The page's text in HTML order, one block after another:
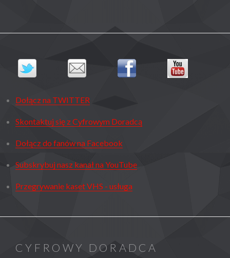
Dołącz na TWITTER
Skontaktuj się z Cyfrowym Doradcą
Dołącz do fanów na Facebook
Subskrybuj nasz kanał na YouTube
Przegrywanie kaset VHS - usługa
CYFROWY DORADCA